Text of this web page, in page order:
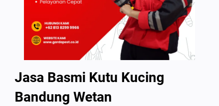
Jasa Basmi Kutu Kucing
Bandung Wetan